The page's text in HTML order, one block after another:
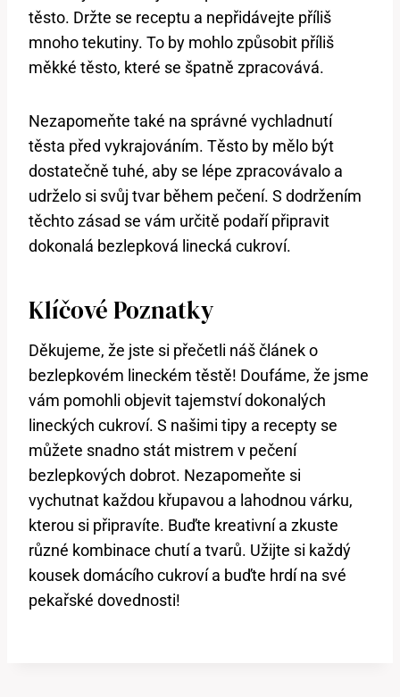
těsto. Držte se receptu a nepřidávejte příliš
mnoho tekutiny. To by mohlo způsobit příliš
měkké těsto, které se špatně zpracovává.
Nezapomeňte také na správné vychladnutí
těsta před vykrajováním. Těsto by mělo být
dostatečně tuhé, aby se lépe zpracovávalo a
udrželo si svůj tvar během pečení. S dodržením
těchto zásad se vám určitě podaří připravit
dokonalá bezlepková linecká cukroví.
Klíčové Poznatky
Děkujeme, že jste si přečetli náš článek o
bezlepkovém lineckém těstě! Doufáme, že jsme
vám pomohli objevit tajemství dokonalých
lineckých cukroví. S našimi tipy a recepty se
můžete snadno stát mistrem v pečení
bezlepkových dobrot. Nezapomeňte si
vychutnat každou křupavou a lahodnou várku,
kterou si připravíte. Buďte kreativní a zkuste
různé kombinace chutí a tvarů. Užijte si každý
kousek domácího cukroví a buďte hrdí na své
pekařské dovednosti!